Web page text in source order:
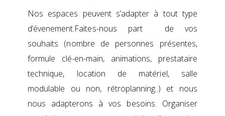
Nos espaces peuvent s’adapter à tout type
d’évenement.Faites-nous part de vos
souhaits (nombre de personnes présentes,
formule clé-en-main, animations, prestataire
technique, location de matériel, salle
modulable ou non, rétroplanning..) et nous
nous adapterons à vos besoins. Organiser